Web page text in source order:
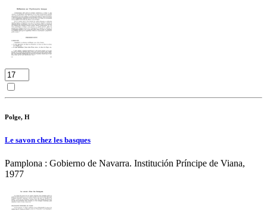
Polge, H
Le savon chez les basques
Pamplona : Gobierno de Navarra. Institución Príncipe de Viana,
1977